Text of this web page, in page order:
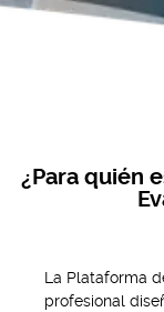
¿Para quién
La Plataforma
profesional